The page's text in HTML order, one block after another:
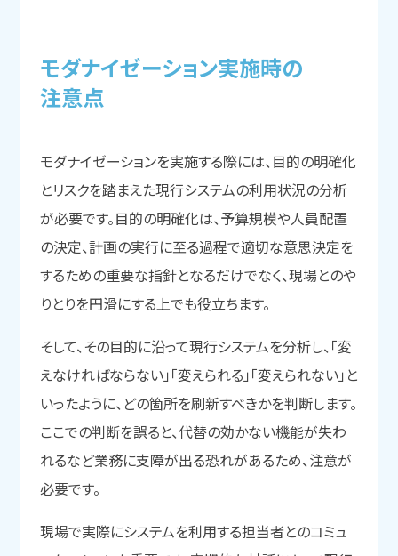
モダナイゼーション実施時の
注意点
モダナイゼーションを実施する際には、目的の明確化
とリスクを踏まえた現行システムの利用状況の分析
が必要です。目的の明確化は、予算規模や人員配置
の決定、計画の実行に至る過程で適切な意思決定を
するための重要な指針となるだけでなく、現場とのや
りとりを円滑にする上でも役立ちます。
そして、その目的に沿って現行システムを分析し、「変
えなければならない」「変えられる」「変えられない」と
いったように、どの箇所を刷新すべきかを判断します。
ここでの判断を誤ると、代替の効かない機能が失わ
れるなど業務に支障が出る恐れがあるため、注意が
必要です。
現場で実際にシステムを利用する担当者とのコミュ